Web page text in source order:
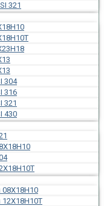
321
304
316
321
430